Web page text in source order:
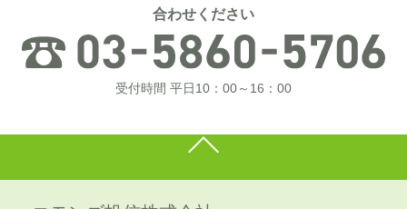
合わせください
受付時間 平日10：00～16：00